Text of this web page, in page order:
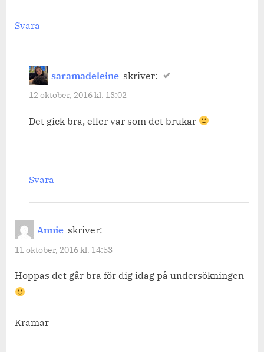
Svara
saramadeleine skriver:
12 oktober, 2016 kl. 13:02
Det gick bra, eller var som det brukar
Svara
Annie skriver:
11 oktober, 2016 kl. 14:53
Hoppas det går bra för dig idag på undersökningen
Kramar